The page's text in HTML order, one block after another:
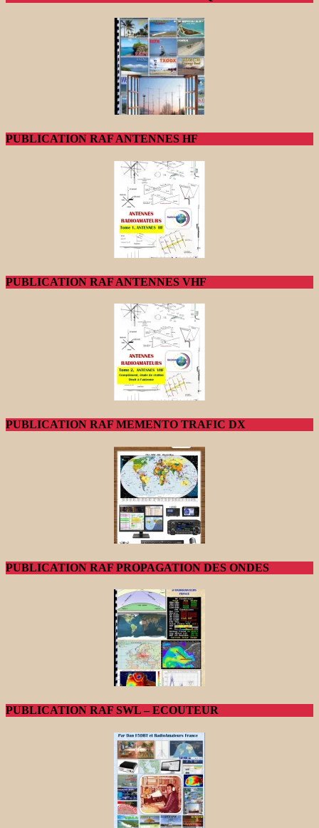
PUBLICATION RAF ANTENNES HF
PUBLICATION RAF ANTENNES VHF
PUBLICATION RAF MEMENTO TRAFIC DX
PUBLICATION RAF PROPAGATION DES ONDES
PUBLICATION RAF SWL – ECOUTEUR